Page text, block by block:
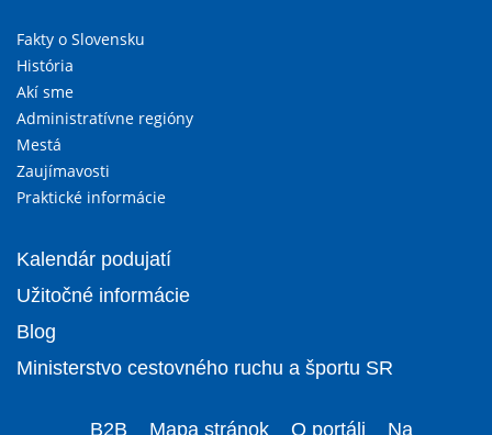
Fakty o Slovensku
História
Akí sme
Administratívne regióny
Mestá
Zaujímavosti
Praktické informácie
Kalendár podujatí
Užitočné informácie
Blog
Ministerstvo cestovného ruchu a športu SR
B2B Mapa stránok O portáli
Na